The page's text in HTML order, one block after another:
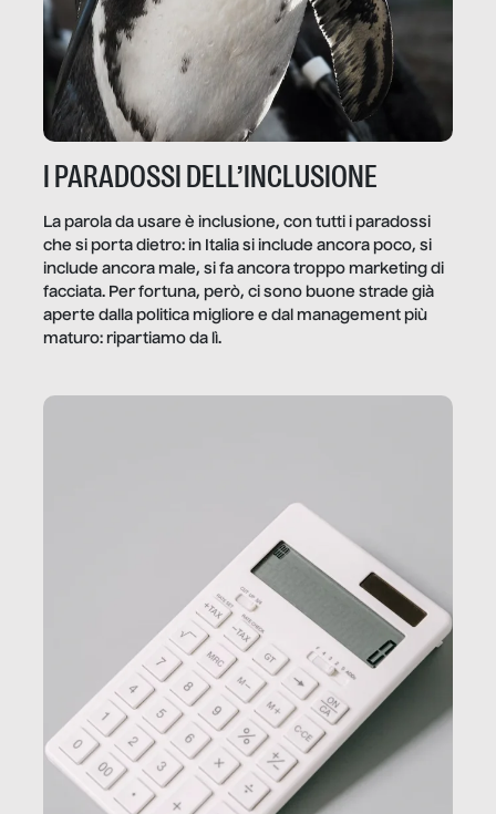
I PARADOSSI DELL’INCLUSIONE
La parola da usare è inclusione, con tutti i paradossi
che si porta dietro: in Italia si include ancora poco, si
include ancora male, si fa ancora troppo marketing di
facciata. Per fortuna, però, ci sono buone strade già
aperte dalla politica migliore e dal management più
maturo: ripartiamo da lì.